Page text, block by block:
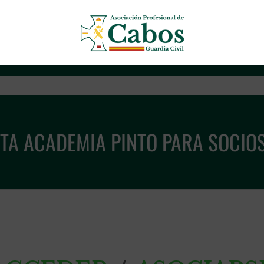
Asociación Profesional de
ACADEMIA PINTO PARA